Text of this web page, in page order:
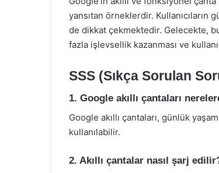
yansıtan örneklerdir. Kullanıcıların
de dikkat çekmektedir. Gelecekte,
fazla işlevsellik kazanması ve
SSS (Sıkça Sorulan
1. Google akıllı çantaları
Google akıllı çantaları, günlük
kullanılabilir.
2. Akıllı çantalar nasıl şarj